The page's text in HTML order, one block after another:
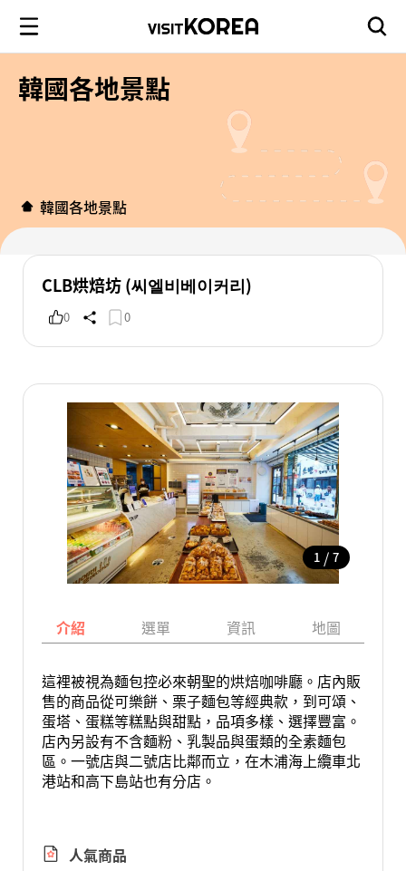
韓國各地景點
韓國各地景點
CLB烘焙坊 (씨엘비베이커리)
0 0
1 / 7
介紹 選單 資訊 地圖
這裡被視為麵包控必來朝聖的烘焙咖啡廳。店內販
售的商品從可樂餅、栗子麵包等經典款，到可頌、
蛋塔、蛋糕等糕點與甜點，品項多樣、選擇豐富。
店內另設有不含麵粉、乳製品與蛋類的全素麵包
區。一號店與二號店比鄰而立，在木浦海上纜車北
港站和高下島站也有分店。
人氣商品